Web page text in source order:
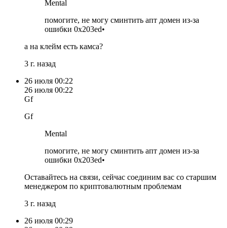
Mental
помогите, не могу сминтить апт домен из-за
ошибки 0x203ed•
а на клейм есть камса?
3 г. назад
26 июля 00:22
26 июля 00:22
Gf
Gf
Mental
помогите, не могу сминтить апт домен из-за
ошибки 0x203ed•
Оставайтесь на связи, сейчас соединим вас со старшим
менеджером по криптовалютным проблемам
3 г. назад
26 июля 00:29